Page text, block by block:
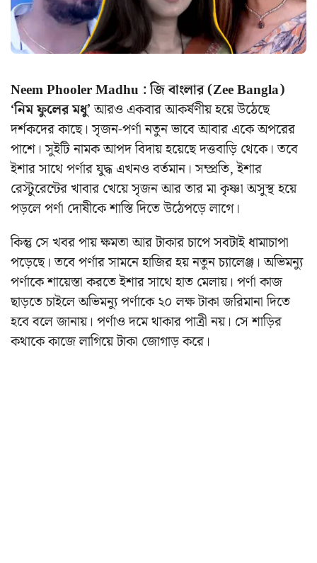
Neem Phooler Madhu : জি বাংলার (Zee Bangla)
‘নিম ফুলের মধু’আরও একবার আকর্ষণীয় হয়ে উঠেছে
দর্শকদের কাছে। সৃজন-পর্ণা নতুন ভাবে আবার একে অপরের
পাশে। সুইটি নামক আপদ বিদায় হয়েছে দত্তবাড়ি থেকে। তবে
ইশার সাথে পর্ণার যুদ্ধ এখনও বর্তমান। সম্প্রতি, ইশার
রেস্টুরেন্টের খাবার খেয়ে সৃজন আর তার মা কৃষ্ণা অসুস্থ হয়ে
পড়লে পর্ণা দোষীকে শাস্তি দিতে উঠেপড়ে লাগে।
কিন্তু সে খবর পায় ক্ষমতা আর টাকার চাপে সবটাই ধামাচাপা
পড়েছে। তবে পর্ণার সামনে হাজির হয় নতুন চ্যালেঞ্জ। অভিমন্যু
পর্ণাকে শায়েস্তা করতে ইশার সাথে হাত মেলায়। পর্ণা কাজ
ছাড়তে চাইলে অভিমন্যু পর্ণাকে ২০ লক্ষ টাকা জরিমানা দিতে
হবে বলে জানায়। পর্ণাও দমে থাকার পাত্রী নয়। সে শাড়ির
কথাকে কাজে লাগিয়ে টাকা জোগাড় করে।